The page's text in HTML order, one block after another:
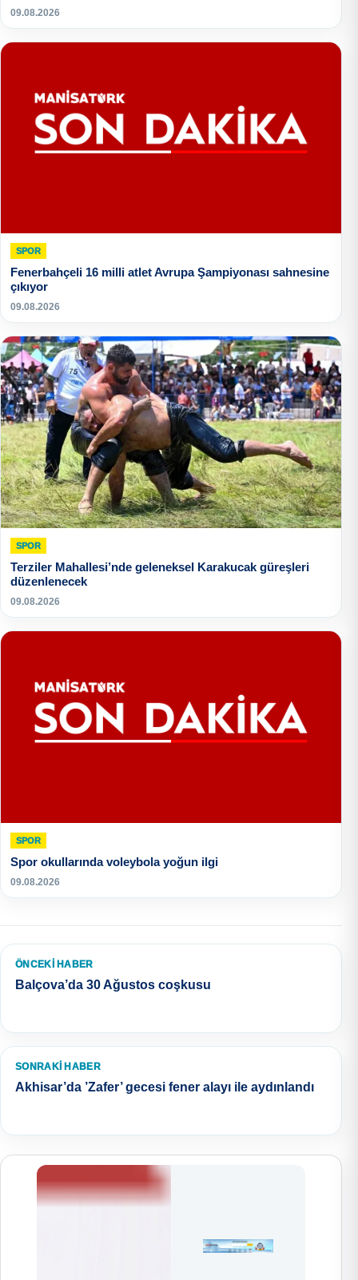
09.08.2026
SPOR
Fenerbahçeli 16 milli atlet Avrupa Şampiyonası sahnesine
çıkıyor
09.08.2026
SPOR
Terziler Mahallesi’nde geleneksel Karakucak güreşleri
düzenlenecek
09.08.2026
SPOR
Spor okullarında voleybola yoğun ilgi
09.08.2026
ÖNCEKI HABER
Balçova’da 30 Ağustos coşkusu
SONRAKI HABER
Akhisar’da ’Zafer’ gecesi fener alayı ile aydınlandı